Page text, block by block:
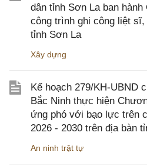
dân tỉnh Sơn La ban
công trình ghi công liệt
tỉnh Sơn La
Xây dựng
Kế hoạch 279/KH-UBND
Bắc Ninh thực hiện
ứng phó với bạo lực trên
2026 - 2030 trên địa bàn
An ninh trật tự